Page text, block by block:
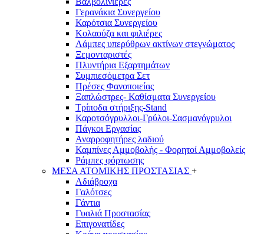
Γερανάκια Συνεργείου
Καρότσια Συνεργείου
Κολαούζα και φιλιέρες
Λάμπες υπερύθρων ακτίνων στεγνώματος
Ξεμονταριστές
Πλυντήρια Εξαρτημάτων
Συμπιεσόμετρα Σετ
Πρέσες Φανοποιείας
Ξαπλώστρες- Καθίσματα Συνεργείου
Τρίποδα στήριξης-Stand
Καροτσόγρυλλοι-Γρύλοι-Σασμανόγρυλοι
Πάγκοι Εργασίας
Αναρροφητήρες λαδιού
Καμπίνες Αμμοβολής - Φορητοί Αμμοβολείς
Ράμπες φόρτωσης
ΜΕΣΑ ΑΤΟΜΙΚΗΣ ΠΡΟΣΤΑΣΙΑΣ +
Αδιάβροχα
Γαλότσες
Γάντια
Γυαλιά Προστασίας
Επιγονατίδες